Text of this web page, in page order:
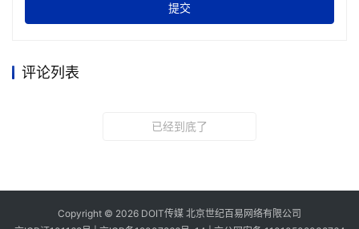
提交
评论列表
已经到底了
Copyright © 2026 DOIT传媒 北京世纪百易网络有限公司